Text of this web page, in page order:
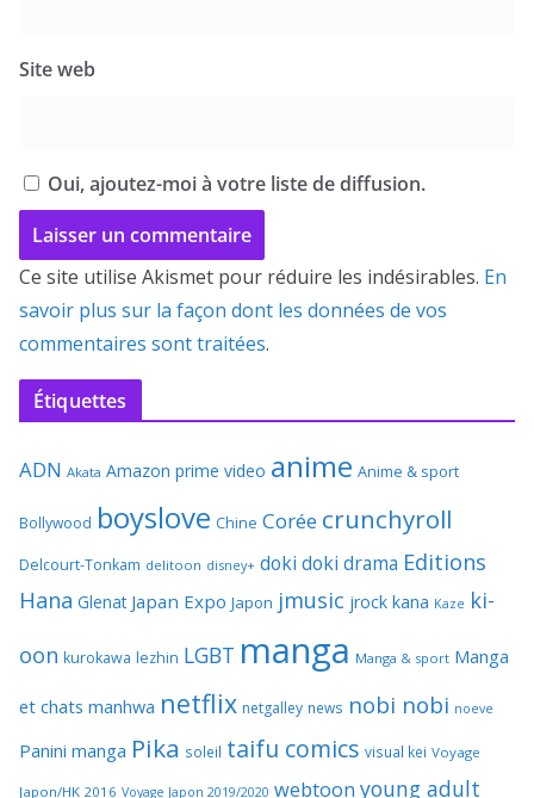
Site web
Oui, ajoutez-moi à votre liste de diffusion.
Ce site utilise Akismet pour réduire les indésirables. En
savoir plus sur la façon dont les données de vos
commentaires sont traitées.
Étiquettes
ADN Akata Amazon prime video anime Anime & sport
Bollywood boyslove Chine Corée crunchyroll
Delcourt-Tonkam delitoon disney+ doki doki drama Editions
Hana Glenat Japan Expo Japon jmusic jrock kana Kaze ki-
oon kurokawa lezhin LGBT manga Manga & sport Manga
et chats manhwa netflix netgalley news nobi nobi noeve
Panini manga Pika soleil taifu comics visual kei Voyage
Japon/HK 2016 Voyage Japon 2019/2020 webtoon young adult